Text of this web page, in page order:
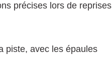
précises lors de reprises
piste, avec les épaules